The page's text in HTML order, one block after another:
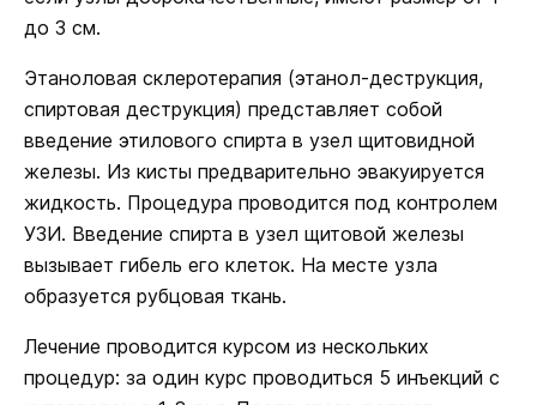
до 3 см.
Этаноловая склеротерапия (этанол-деструкция,
спиртовая деструкция) представляет собой
введение этилового спирта в узел щитовидной
железы. Из кисты предварительно эвакуируется
жидкость. Процедура проводится под контролем
УЗИ. Введение спирта в узел щитовой железы
вызывает гибель его клеток. На месте узла
образуется рубцовая ткань.
Лечение проводится курсом из нескольких
процедур: за один курс проводиться 5 инъекций с